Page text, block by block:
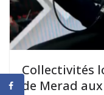
Collectivités
de Merad